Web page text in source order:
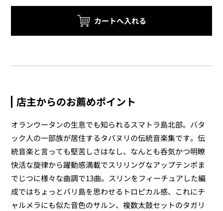
店主からのお薦めポイント
オランウータンの生息でも知られるスマトラ島北部。バタ
ック人の一部族が居住するタパヌリの伝統音楽集です。伝
統音楽と言っても堅苦しさはなし、なんとも呑気かつ明瞭
快活な旋律から躍動感満載でスリリングなアップテンポま
でじつに様々な曲調で13曲。スリンをフィーチュアした編
成ではちょっとバリ島を思わせるトロピカル感、これにチ
ャルメラにも似た音色のサルン、複数太鼓セットのタガリ